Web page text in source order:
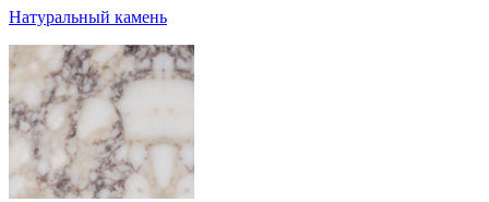
Натуральный камень